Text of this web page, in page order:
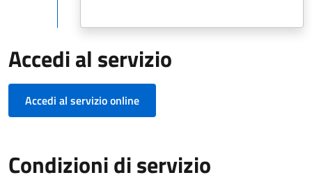
Accedi al servizio
Accedi al servizio online
Condizioni di servizio